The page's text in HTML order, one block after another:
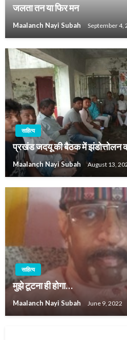
जलता तन या फिर मन
Maalanch Nayi Subah September 4,
साहित्य
प्रखंड जदयू की बैठक में झंडोत्तोलन का
Maalanch Nayi Subah August 13,
साहित्य
मुझे टूटना ही होगा…
Maalanch Nayi Subah June 9, 2022